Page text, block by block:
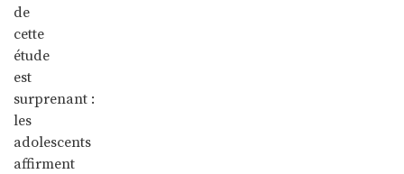
de
cette
étude
est
surprenant :
les
adolescents
affirment